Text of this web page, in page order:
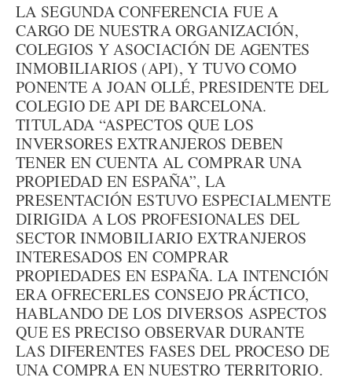
LA SEGUNDA CONFERENCIA FUE A
CARGO DE NUESTRA ORGANIZACIÓN,
COLEGIOS Y ASOCIACIÓN DE AGENTES
INMOBILIARIOS (API), Y TUVO COMO
PONENTE A JOAN OLLÉ, PRESIDENTE DEL
COLEGIO DE API DE BARCELONA.
TITULADA “ASPECTOS QUE LOS
INVERSORES EXTRANJEROS DEBEN
TENER EN CUENTA AL COMPRAR UNA
PROPIEDAD EN ESPAÑA”, LA
PRESENTACIÓN ESTUVO ESPECIALMENTE
DIRIGIDA A LOS PROFESIONALES DEL
SECTOR INMOBILIARIO EXTRANJEROS
INTERESADOS EN COMPRAR
PROPIEDADES EN ESPAÑA. LA INTENCIÓN
ERA OFRECERLES CONSEJO PRÁCTICO,
HABLANDO DE LOS DIVERSOS ASPECTOS
QUE ES PRECISO OBSERVAR DURANTE
LAS DIFERENTES FASES DEL PROCESO DE
UNA COMPRA EN NUESTRO TERRITORIO.